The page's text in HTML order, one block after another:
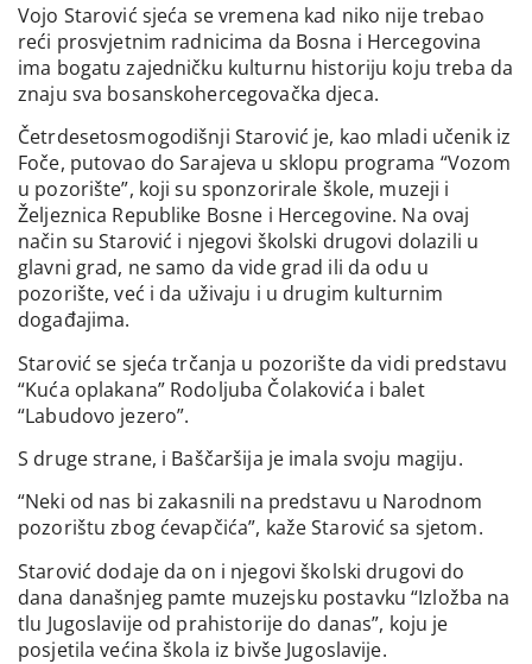
Vojo Starović sjeća se vremena kad niko nije trebao
reći prosvjetnim radnicima da Bosna i Hercegovina
ima bogatu zajedničku kulturnu historiju koju treba da
znaju sva bosanskohercegovačka djeca.
Četrdesetosmogodišnji Starović je, kao mladi učenik iz
Foče, putovao do Sarajeva u sklopu programa “Vozom
u pozorište”, koji su sponzorirale škole, muzeji i
Željeznica Republike Bosne i Hercegovine. Na ovaj
način su Starović i njegovi školski drugovi dolazili u
glavni grad, ne samo da vide grad ili da odu u
pozorište, već i da uživaju i u drugim kulturnim
događajima.
Starović se sjeća trčanja u pozorište da vidi predstavu
“Kuća oplakana” Rodoljuba Čolakovića i balet
“Labudovo jezero”.
S druge strane, i Baščaršija je imala svoju magiju.
“Neki od nas bi zakasnili na predstavu u Narodnom
pozorištu zbog ćevapčića”, kaže Starović sa sjetom.
Starović dodaje da on i njegovi školski drugovi do
dana današnjeg pamte muzejsku postavku “Izložba na
tlu Jugoslavije od prahistorije do danas”, koju je
posjetila većina škola iz bivše Jugoslavije.